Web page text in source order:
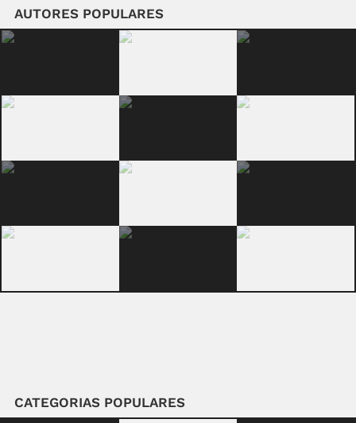
AUTORES POPULARES
CATEGORIAS POPULARES